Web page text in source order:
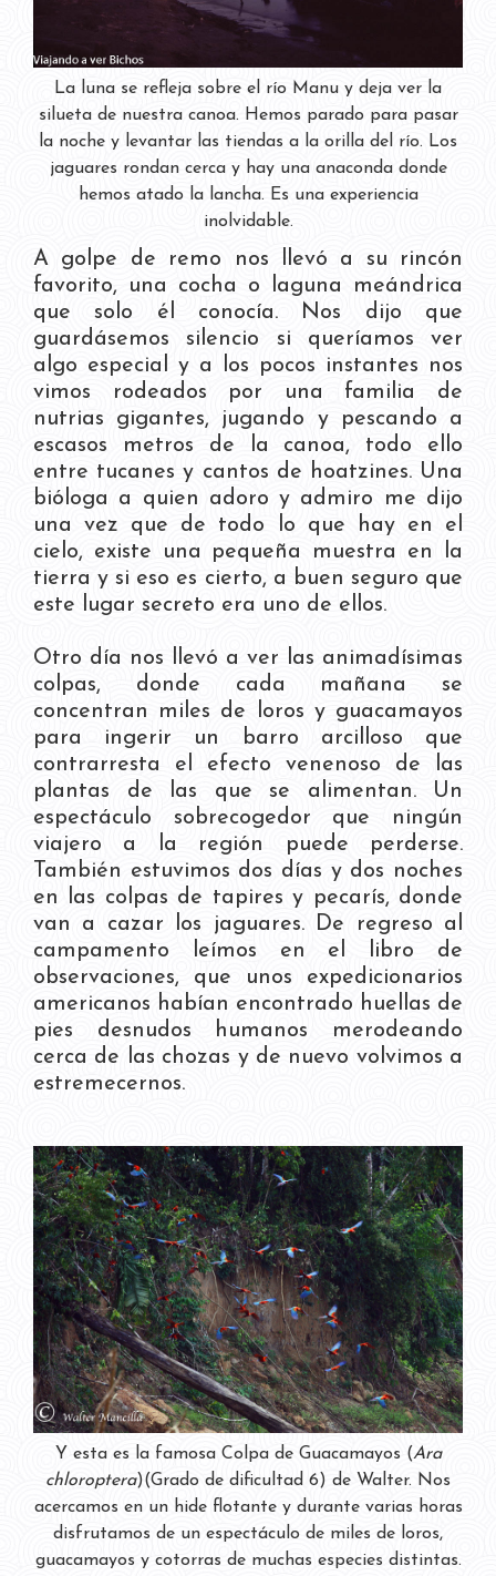
La luna se refleja sobre el río Manu y deja ver la
silueta de nuestra canoa. Hemos parado para pasar
la noche y levantar las tiendas a la orilla del río. Los
jaguares rondan cerca y hay una anaconda donde
hemos atado la lancha. Es una experiencia
inolvidable.
A golpe de remo nos llevó a su rincón
favorito, una cocha o laguna meándrica
que solo él conocía. Nos dijo que
guardásemos silencio si queríamos ver
algo especial y a los pocos instantes nos
vimos rodeados por una familia de
nutrias gigantes, jugando y pescando a
escasos metros de la canoa, todo ello
entre tucanes y cantos de hoatzines. Una
bióloga a quien adoro y admiro me dijo
una vez que de todo lo que hay en el
cielo, existe una pequeña muestra en la
tierra y si eso es cierto, a buen seguro que
este lugar secreto era uno de ellos.
Otro día nos llevó a ver las animadísimas
colpas, donde cada mañana se
concentran miles de loros y guacamayos
para ingerir un barro arcilloso que
contrarresta el efecto venenoso de las
plantas de las que se alimentan. Un
espectáculo sobrecogedor que ningún
viajero a la región puede perderse.
También estuvimos dos días y dos noches
en las colpas de tapires y pecarís, donde
van a cazar los jaguares. De regreso al
campamento leímos en el libro de
observaciones, que unos expedicionarios
americanos habían encontrado huellas de
pies desnudos humanos merodeando
cerca de las chozas y de nuevo volvimos a
estremecernos.
Y esta es la famosa Colpa de Guacamayos (Ara
chloroptera)(Grado de dificultad 6) de Walter. Nos
acercamos en un hide flotante y durante varias horas
disfrutamos de un espectáculo de miles de loros,
guacamayos y cotorras de muchas especies distintas.